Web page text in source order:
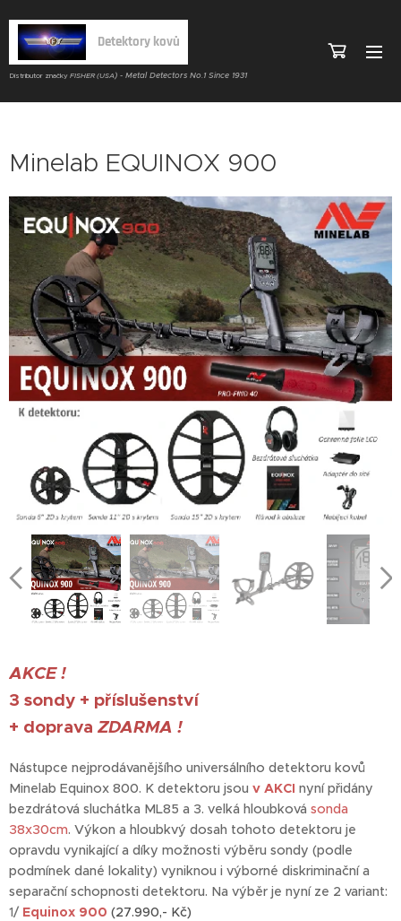
Detektory kovů
Distributor značky FISHER (USA) - Metal Detectors No.1 Since 1931
Minelab EQUINOX 900
AKCE !
3 sondy + příslušenství
+ doprava ZDARMA !
Nástupce nejprodávanějšího universálního detektoru kovů
Minelab Equinox 800. K detektoru jsou v AKCI nyní přidány
bezdrátová sluchátka ML85 a 3. velká hloubková sonda
38x30cm. Výkon a hloubkvý dosah tohoto detektoru je
opravdu vynikající a díky možnosti výběru sondy (podle
podmínek dané lokality) vyniknou i výborné diskriminační a
separační schopnosti detektoru. Na výběr je nyní ze 2 variant:
1/ Equinox 900 (27.990,- Kč)